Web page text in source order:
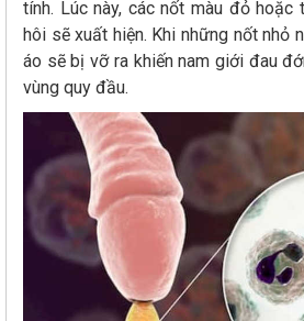
tính. Lúc này, các nốt màu đỏ hoặc
hôi sẽ xuất hiện. Khi những nốt nhỏ
áo sẽ bị vỡ ra khiến nam giới đau
vùng quy đầu.